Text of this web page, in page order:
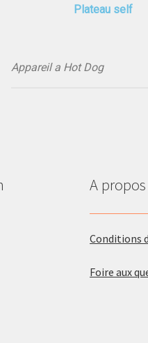
Plateau self
Appareil a Hot Dog
A propos
Conditions
Foire aux